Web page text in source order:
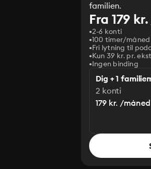
familien.
Fra 179 kr.
2-6 konti
100 timer/
Fri lytning til
Kun 39 kr. pr.
Ingen binding
Dig + 1
2 konti
179 kr. /måned